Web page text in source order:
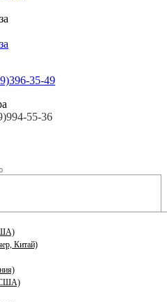
35-49
55-36
Китай)
США)